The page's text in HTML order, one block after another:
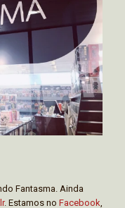
Fantasma. Ainda
. Estamos no Facebook